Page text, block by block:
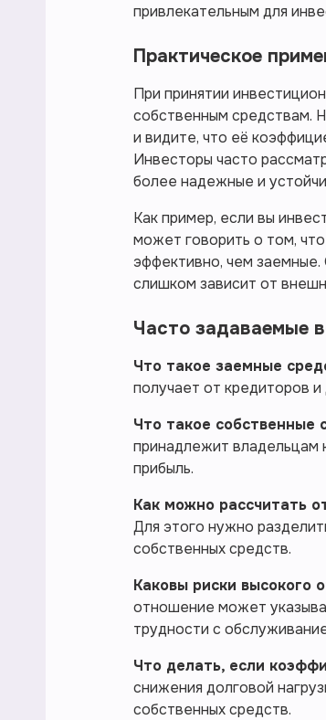
привлекательным для
Практическое
При принятии
собственным средствам.
и видите, что её
Инвесторы часто
более надежные и
Как пример, если вы
может говорить о том,
эффективно, чем
слишком зависит от
Часто задаваемые
Что такое заемные
получает от кредиторов
Что такое собственные
принадлежит владельцам
прибыль.
Как можно рассчитать
Для этого нужно
собственных средств.
Каковы риски высокого
отношение может
трудности с
Что делать, если
снижения долговой
собственных средств.